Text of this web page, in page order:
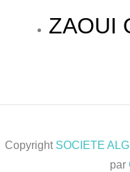
ZAOUI
Copyright SOCIETE
par